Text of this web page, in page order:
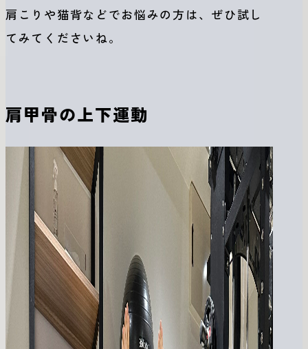
肩こりや猫背などでお悩みの方は、ぜひ試し
てみてくださいね。
肩甲骨の上下運動